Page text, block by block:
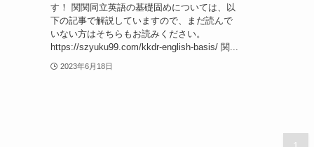
す！ 関関同立英語の基礎固めについては、以
下の記事で解説していますので、まだ読んで
いない方はそちらもお読みください。
https://szyuku99.com/kkdr-english-basis/ 関...
2023年6月18日